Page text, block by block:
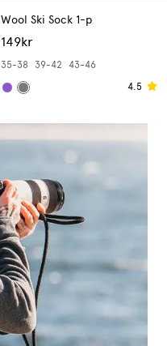
Wool Ski Sock 1-p
149kr
35-38 39-42
43-46
4.5